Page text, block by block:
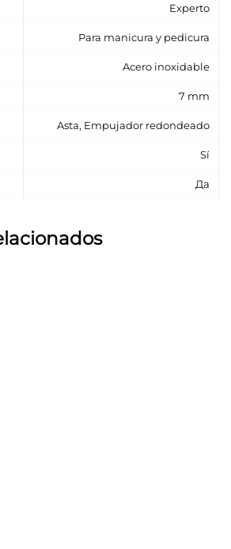
Experto
Para manicura y pedicura
Acero inoxidable
7 mm
Asta, Empujador redondeado
Sí
Да